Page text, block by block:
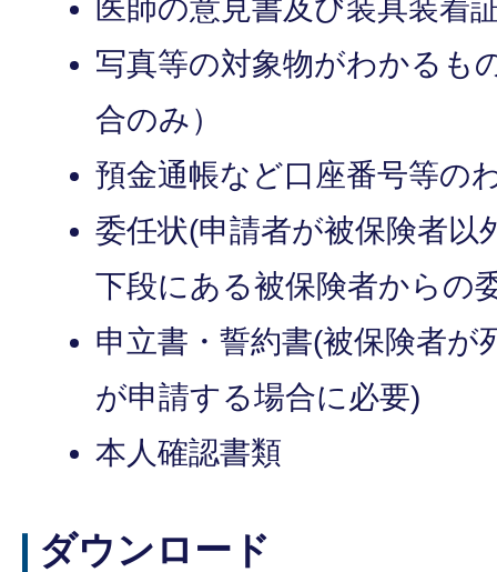
医師の意見書及び装具装着
写真等の対象物がわかるも
合のみ）
預金通帳など口座番号等の
委任状(申請者が被保険者以
下段にある被保険者からの
申立書・誓約書(被保険者が
が申請する場合に必要)
本人確認書類
ダウンロード